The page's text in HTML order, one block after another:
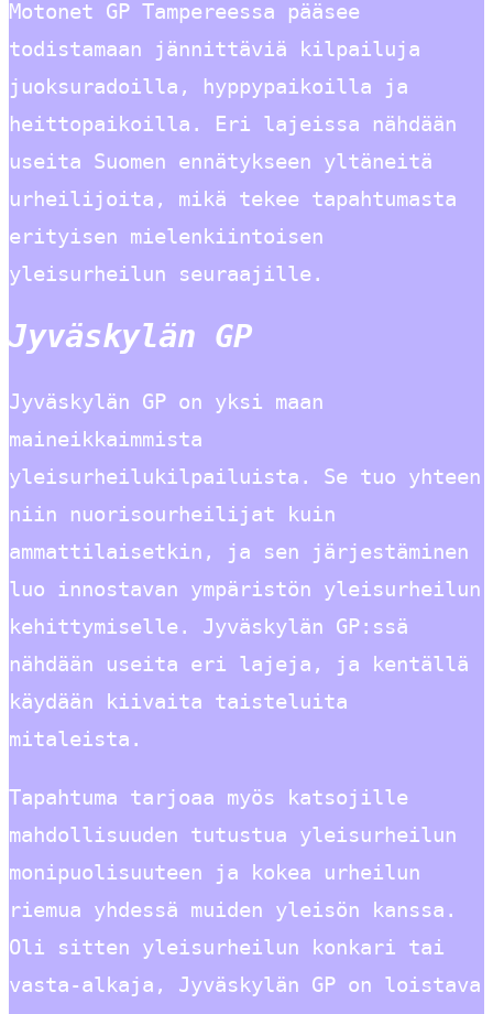
Motonet GP Tampereessa pääsee
todistamaan jännittäviä kilpailuja
juoksuradoilla, hyppypaikoilla ja
heittopaikoilla. Eri lajeissa nähdään
useita Suomen ennätykseen yltäneitä
urheilijoita, mikä tekee tapahtumasta
erityisen mielenkiintoisen
yleisurheilun seuraajille.
Jyväskylän GP
Jyväskylän GP on yksi maan
maineikkaimmista
yleisurheilukilpailuista. Se tuo yhteen
niin nuorisourheilijat kuin
ammattilaisetkin, ja sen järjestäminen
luo innostavan ympäristön yleisurheilun
kehittymiselle. Jyväskylän GP:ssä
nähdään useita eri lajeja, ja kentällä
käydään kiivaita taisteluita
mitaleista.
Tapahtuma tarjoaa myös katsojille
mahdollisuuden tutustua yleisurheilun
monipuolisuuteen ja kokea urheilun
riemua yhdessä muiden yleisön kanssa.
Oli sitten yleisurheilun konkari tai
vasta-alkaja, Jyväskylän GP on loistava